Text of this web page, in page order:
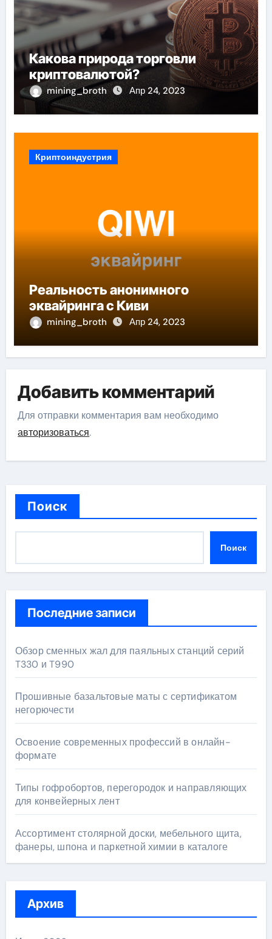
Какова природа торговли
криптовалютой?
mining_broth Апр 24, 2023
Криптоиндустрия
Реальность анонимного
эквайринга с Киви
mining_broth Апр 24, 2023
Добавить комментарий
Для отправки комментария вам необходимо
авторизоваться.
Поиск
Поиск
Последние записи
Обзор сменных жал для паяльных станций серий
T330 и T990
Прошивные базальтовые маты с сертификатом
негорючести
Освоение современных профессий в онлайн-
формате
Типы гофробортов, перегородок и направляющих
для конвейерных лент
Ассортимент столярной доски, мебельного щита,
фанеры, шпона и паркетной химии в каталоге
Архив